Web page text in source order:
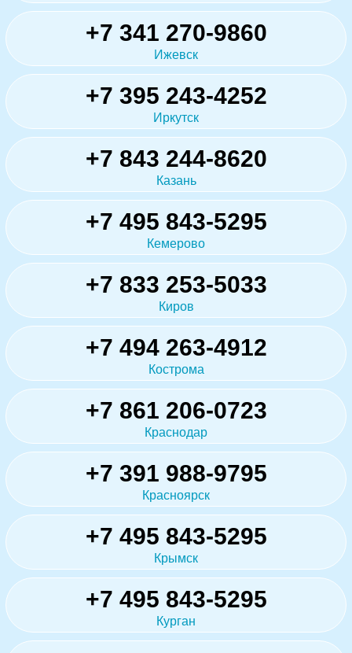
+7 341 270-9860
Ижевск
+7 395 243-4252
Иркутск
+7 843 244-8620
Казань
+7 495 843-5295
Кемерово
+7 833 253-5033
Киров
+7 494 263-4912
Кострома
+7 861 206-0723
Краснодар
+7 391 988-9795
Красноярск
+7 495 843-5295
Крымск
+7 495 843-5295
Курган